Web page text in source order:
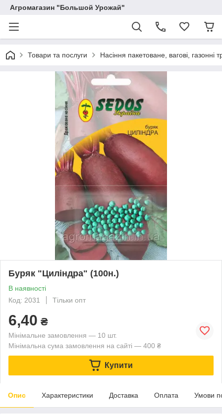
Агромагазин "Большой Урожай"
Товари та послуги Насіння пакетоване, вагові, газонні
Буряк "Циліндра" (100н.)
В наявності
Код: 2031
Тільки опт
6,40 ₴
Мінімальне замовлення — 10 шт.
Мінімальна сума замовлення на сайті — 400 ₴
Купити
Опис Характеристики Доставка Оплата Умови